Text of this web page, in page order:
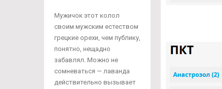
Мужичок этот колол
своим мужским естеством
грецкие орехи, чем публику,
понятно, нещадно
забавлял. Можно не
сомневаться — лаванда
действительно вызывает